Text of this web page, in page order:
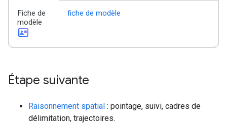
Fiche de
modèle
id_card
fiche de modèle
Étape suivante
Raisonnement spatial : pointage, suivi, cadres de
délimitation, trajectoires.